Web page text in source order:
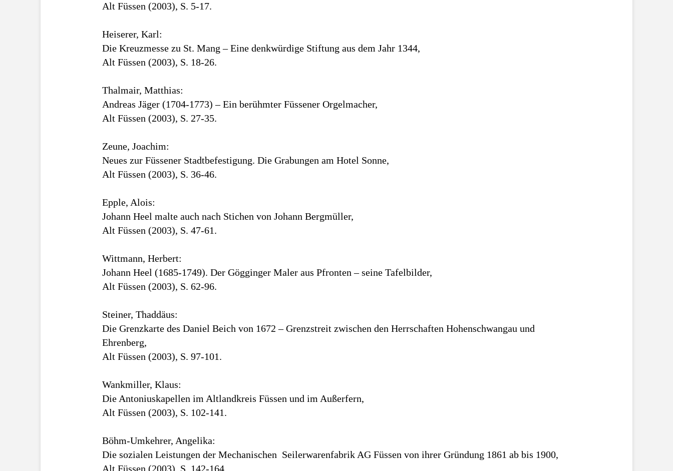
Alt Füssen (2003), S. 5-17.
Heiserer, Karl:
Die Kreuzmesse zu St. Mang – Eine denkwürdige Stiftung aus dem Jahr 1344,
Alt Füssen (2003), S. 18-26.
Thalmair, Matthias:
Andreas Jäger (1704-1773) – Ein berühmter Füssener Orgelmacher,
Alt Füssen (2003), S. 27-35.
Zeune, Joachim:
Neues zur Füssener Stadtbefestigung. Die Grabungen am Hotel Sonne,
Alt Füssen (2003), S. 36-46.
Epple, Alois:
Johann Heel malte auch nach Stichen von Johann Bergmüller,
Alt Füssen (2003), S. 47-61.
Wittmann, Herbert:
Johann Heel (1685-1749). Der Gögginger Maler aus Pfronten – seine Tafelbilder,
Alt Füssen (2003), S. 62-96.
Steiner, Thaddäus:
Die Grenzkarte des Daniel Beich von 1672 – Grenzstreit zwischen den Herrschaften Hohenschwangau und
Ehrenberg,
Alt Füssen (2003), S. 97-101.
Wankmiller, Klaus:
Die Antoniuskapellen im Altlandkreis Füssen und im Außerfern,
Alt Füssen (2003), S. 102-141.
Böhm-Umkehrer, Angelika:
Die sozialen Leistungen der Mechanischen Seilerwarenfabrik AG Füssen von ihrer Gründung 1861 ab bis 1900,
Alt Füssen (2003), S. 142-164.